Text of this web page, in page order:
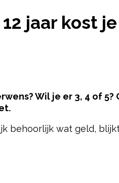
jaar kost
Wil je er 3, 4 of
behoorlijk wat geld,